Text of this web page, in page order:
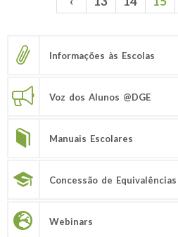
Páginas
Informações às Escolas
Voz dos Alunos @DGE
Manuais Escolares
Concessão de Equivalências
Webinars